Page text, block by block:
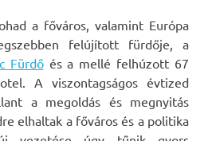
a főváros, valamint Európa
felújított fürdője, a
Fürdőés a mellé felhúzott 67
A viszontagságos évtized
a megoldás és megnyitás
elhaltak a főváros és a politika